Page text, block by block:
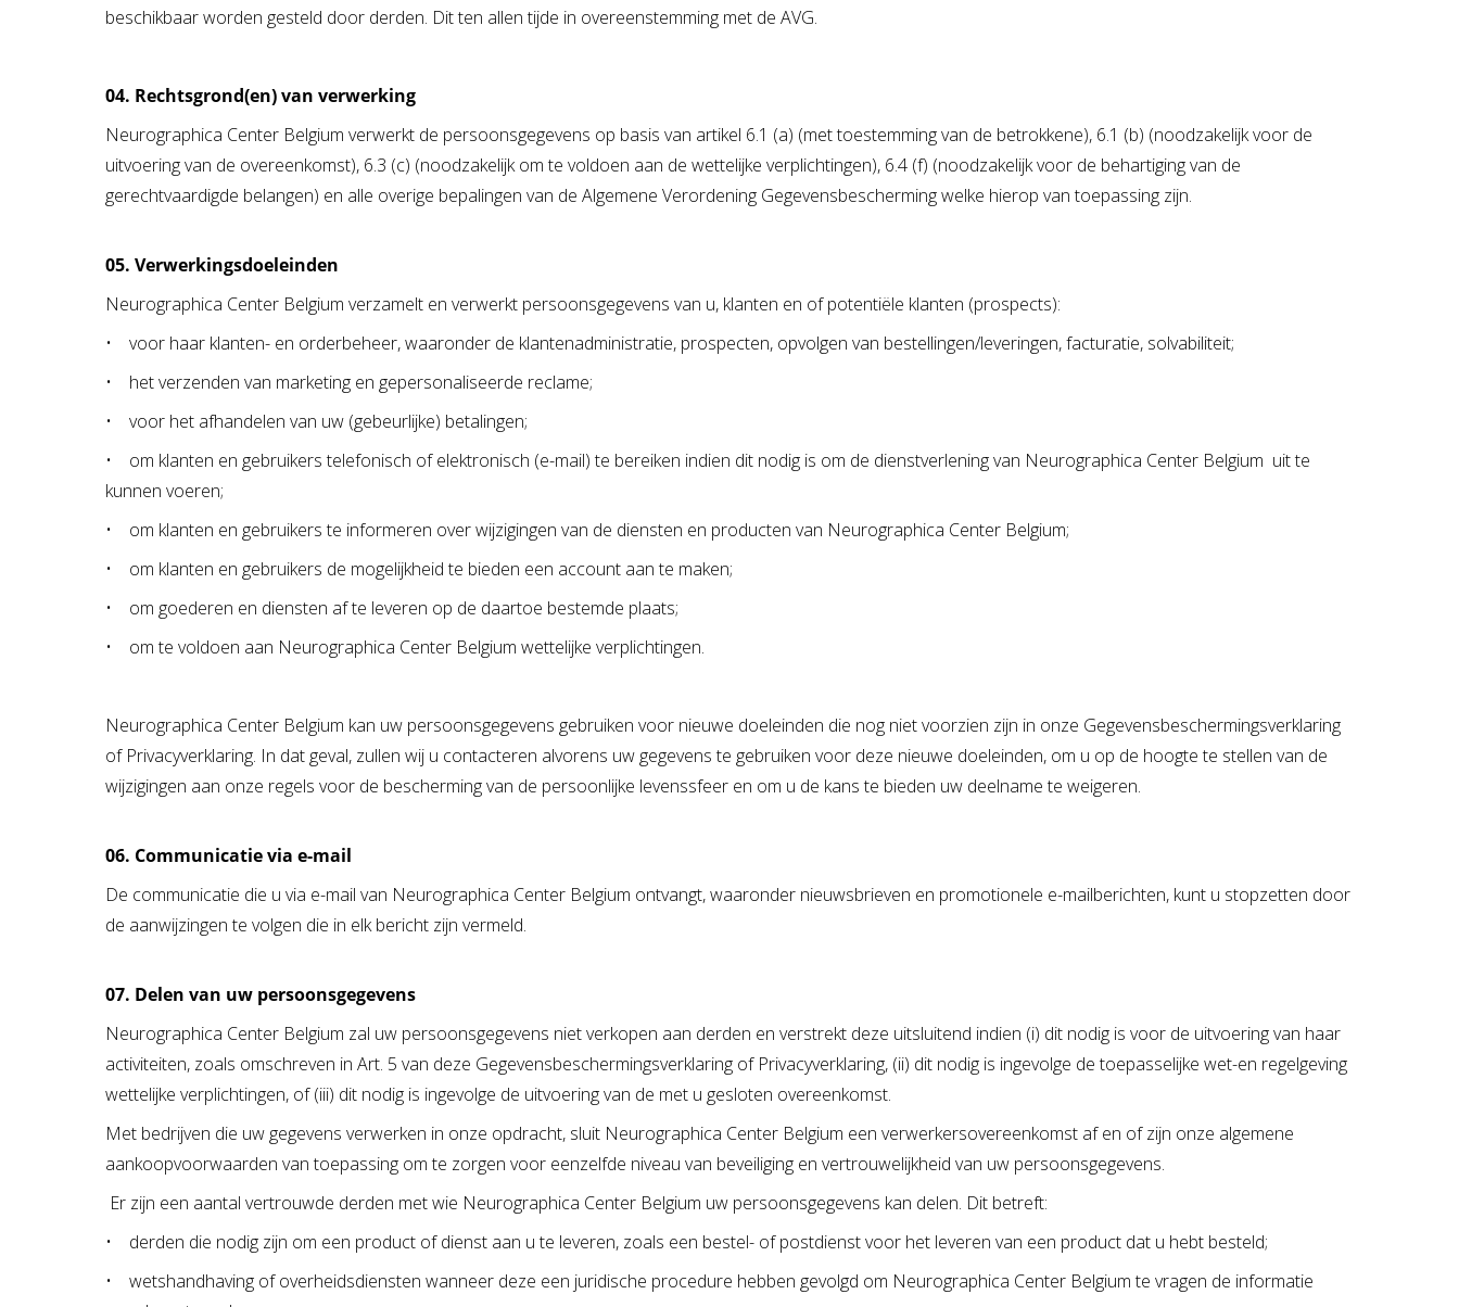
beschikbaar worden gesteld door derden. Dit ten allen tijde in overeenstemming met de AVG.
04. Rechtsgrond(en) van verwerking
Neurographica Center Belgium verwerkt de persoonsgegevens op basis van artikel 6.1 (a) (met toestemming van de betrokkene), 6.1 (b) (noodzakelijk voor de
uitvoering van de overeenkomst), 6.3 (c) (noodzakelijk om te voldoen aan de wettelijke verplichtingen), 6.4 (f) (noodzakelijk voor de behartiging van de
gerechtvaardigde belangen) en alle overige bepalingen van de Algemene Verordening Gegevensbescherming welke hierop van toepassing zijn.
05. Verwerkingsdoeleinden
Neurographica Center Belgium verzamelt en verwerkt persoonsgegevens van u, klanten en of potentiële klanten (prospects):
• voor haar klanten- en orderbeheer, waaronder de klantenadministratie, prospecten, opvolgen van bestellingen/leveringen, facturatie, solvabiliteit;
• het verzenden van marketing en gepersonaliseerde reclame;
• voor het afhandelen van uw (gebeurlijke) betalingen;
• om klanten en gebruikers telefonisch of elektronisch (e-mail) te bereiken indien dit nodig is om de dienstverlening van Neurographica Center Belgium uit te
kunnen voeren;
• om klanten en gebruikers te informeren over wijzigingen van de diensten en producten van Neurographica Center Belgium;
• om klanten en gebruikers de mogelijkheid te bieden een account aan te maken;
• om goederen en diensten af te leveren op de daartoe bestemde plaats;
• om te voldoen aan Neurographica Center Belgium wettelijke verplichtingen.
Neurographica Center Belgium kan uw persoonsgegevens gebruiken voor nieuwe doeleinden die nog niet voorzien zijn in onze Gegevensbeschermingsverklaring
of Privacyverklaring. In dat geval, zullen wij u contacteren alvorens uw gegevens te gebruiken voor deze nieuwe doeleinden, om u op de hoogte te stellen van de
wijzigingen aan onze regels voor de bescherming van de persoonlijke levenssfeer en om u de kans te bieden uw deelname te weigeren.
06. Communicatie via e-mail
De communicatie die u via e-mail van Neurographica Center Belgium ontvangt, waaronder nieuwsbrieven en promotionele e-mailberichten, kunt u stopzetten door
de aanwijzingen te volgen die in elk bericht zijn vermeld.
07. Delen van uw persoonsgegevens
Neurographica Center Belgium zal uw persoonsgegevens niet verkopen aan derden en verstrekt deze uitsluitend indien (i) dit nodig is voor de uitvoering van haar
activiteiten, zoals omschreven in Art. 5 van deze Gegevensbeschermingsverklaring of Privacyverklaring, (ii) dit nodig is ingevolge de toepasselijke wet-en regelgeving
wettelijke verplichtingen, of (iii) dit nodig is ingevolge de uitvoering van de met u gesloten overeenkomst.
Met bedrijven die uw gegevens verwerken in onze opdracht, sluit Neurographica Center Belgium een verwerkersovereenkomst af en of zijn onze algemene
aankoopvoorwaarden van toepassing om te zorgen voor eenzelfde niveau van beveiliging en vertrouwelijkheid van uw persoonsgegevens.
Er zijn een aantal vertrouwde derden met wie Neurographica Center Belgium uw persoonsgegevens kan delen. Dit betreft:
• derden die nodig zijn om een product of dienst aan u te leveren, zoals een bestel- of postdienst voor het leveren van een product dat u hebt besteld;
• wetshandhaving of overheidsdiensten wanneer deze een juridische procedure hebben gevolgd om Neurographica Center Belgium te vragen de informatie